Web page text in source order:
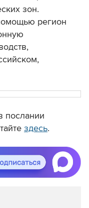
зон.
регион
послании
здесь.